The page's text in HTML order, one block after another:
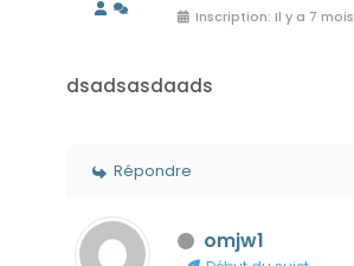
Inscription: Il y a 7 mois
dsadsasdaads
Répondre
omjw1